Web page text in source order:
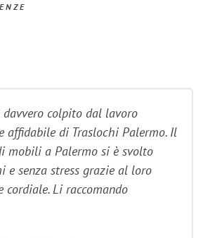
davvero colpito dal lavoro
affidabile di Traslochi Palermo. Il
mobili a Palermo si è svolto
e senza stress grazie al loro
cordiale. Li raccomando